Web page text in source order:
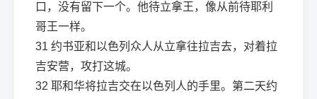
口，没有留下一个。他待立拿王，像从前待耶利
哥王一样。
31 约书亚和以色列众人从立拿往拉吉去，对着拉
吉安营，攻打这城。
32 耶和华将拉吉交在以色列人的手里。第二天约